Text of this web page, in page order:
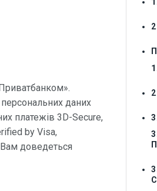
даних
платежів 3D-Secure,
by Visa,
доведеться